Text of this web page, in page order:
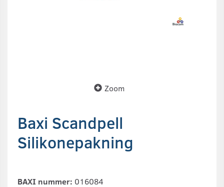
Zoom
Baxi Scandpell
Silikonepakning
BAXI nummer: 016084